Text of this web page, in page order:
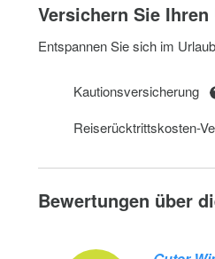
Angel: Additional
(Vorauszahlung)
(Vorauszahlung)
Transfer
Strom- und
amount to pay locally
Versichern Sie Ihren
Entspannen Sie sich im
Kautionsversicherung
Reiserücktrittskosten-
Bewertungen über